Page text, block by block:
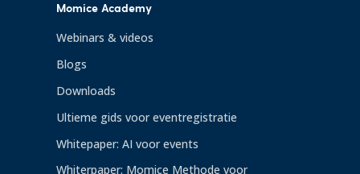
Momice Academy
Webinars & videos
Blogs
Downloads
Ultieme gids voor eventregistratie
Whitepaper: AI voor events
Whiterpaper: Momice Methode voor